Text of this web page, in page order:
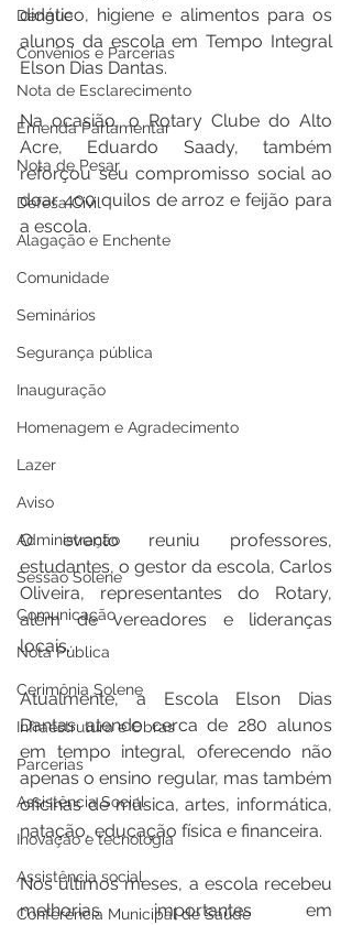
Dengue
Convênios e Parcerias
Nota de Esclarecimento
Emenda Parlamentar
Nota de Pesar
Defesa Civil
Alagação e Enchente
Comunidade
Seminários
Segurança pública
Inauguração
Homenagem e Agradecimento
Lazer
Aviso
Administração
Sessão Solene
Comunicação
Nota Pública
Cerimônia Solene
Infraestrutura e Obras
Parcerias
Assistência Social
Inovação e tecnologia
Assistência social
Conferência Municipal de Saúde
didático, higiene e alimentos para os
alunos da escola em Tempo Integral
Elson Dias Dantas.
Na ocasião, o Rotary Clube do Alto
Acre, Eduardo Saady, também
reforçou seu compromisso social ao
doar 400 quilos de arroz e feijão para
a escola.
O evento reuniu professores,
estudantes, o gestor da escola, Carlos
Oliveira, representantes do Rotary,
além de vereadores e lideranças
locais.
Atualmente, a Escola Elson Dias
Dantas atende cerca de 280 alunos
em tempo integral, oferecendo não
apenas o ensino regular, mas também
oficinas de música, artes, informática,
natação, educação física e financeira.
Nos últimos meses, a escola recebeu
melhorias importantes em